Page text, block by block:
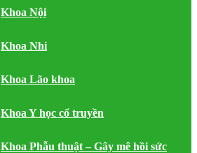
Khoa Nội
Khoa Nhi
Khoa Lão khoa
Khoa Y học cổ truyền
Khoa Phẫu thuật – Gây mê hồi sức